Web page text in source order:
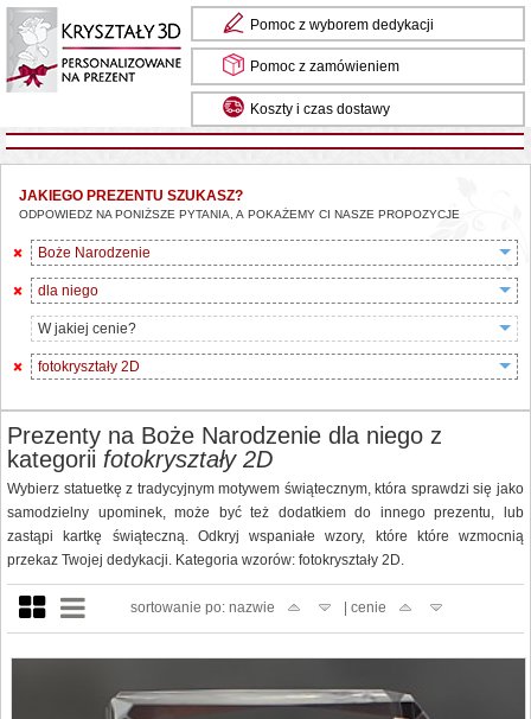
Pomoc z wyborem dedykacji
Pomoc z zamówieniem
Koszty i czas dostawy
JAKIEGO PREZENTU SZUKASZ?
ODPOWIEDZ NA PONIŻSZE PYTANIA, A POKAŻEMY CI NASZE PROPOZYCJE
Boże Narodzenie
dla niego
W jakiej cenie?
fotokryształy 2D
Prezenty na Boże Narodzenie dla niego z
kategorii fotokryształy 2D
Wybierz statuetkę z tradycyjnym motywem świątecznym, która sprawdzi się jako
samodzielny upominek, może być też dodatkiem do innego prezentu, lub
zastąpi kartkę świąteczną. Odkryj wspaniałe wzory, które które wzmocnią
przekaz Twojej dedykacji. Kategoria wzorów: fotokryształy 2D.
sortowanie po: nazwie | cenie